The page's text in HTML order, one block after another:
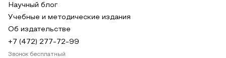
Научный блог
Учебные и методические издания
Об издательстве
+7 (472) 277-72-99
Звонок бесплатный